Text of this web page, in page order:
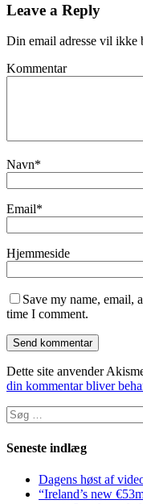
Leave a Reply
Din email adresse vil
Kommentar
Navn*
Email*
Hjemmeside
Save my name, email,
time I comment.
Dette site anvender
din kommentar bliver
Søg
efter:
Seneste indlæg
Dagens høst af
“Ireland’s new